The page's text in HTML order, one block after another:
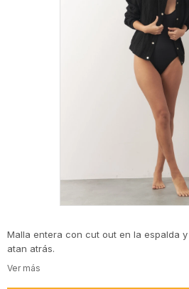
Malla entera con cut out en la espalda
atan atrás.